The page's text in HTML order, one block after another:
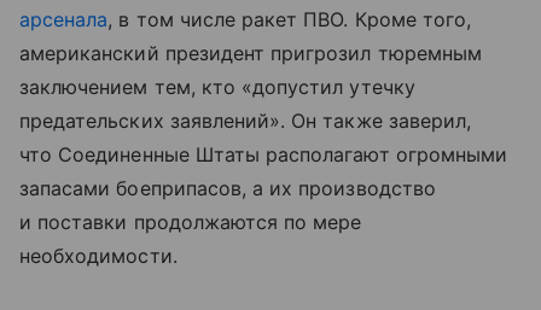
арсенала, в том числе ракет ПВО. Кроме того,
американский президент пригрозил тюремным
заключением тем, кто «допустил утечку
предательских заявлений». Он также заверил,
что Соединенные Штаты располагают огромными
запасами боеприпасов, а их производство
и поставки продолжаются по мере
необходимости.